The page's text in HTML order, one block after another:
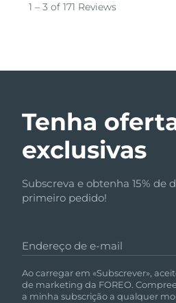
Tenha
exclusivas
Subscreva e obtenha 15% de
primeiro pedido!
Endereço de e-mail
Ao carregar em «Subscrever»,
de marketing da FOREO.
a minha subscrição a qualquer